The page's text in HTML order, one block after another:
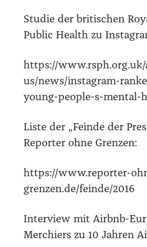
Stu­die der bri­ti­schen
Public Health zu
https://www.rsph.org.uk/
us/news/instagram-
young-people-s-mental-
Lis­te der „Fein­de der
Repor­ter ohne Gren­zen:
https://www.reporter-
grenzen.de/feinde/2016
Inter­view mit Airbnb-
Mer­chiers zu 10 Jah­ren